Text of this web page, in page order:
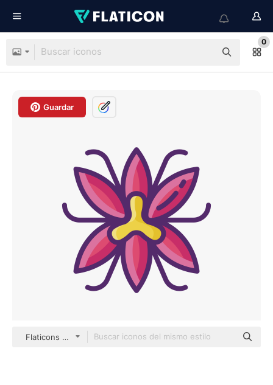
0
Guardar
Flaticons Lineal Color